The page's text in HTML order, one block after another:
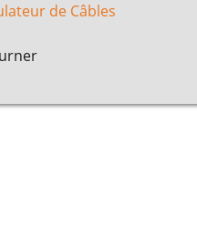
de Câbles